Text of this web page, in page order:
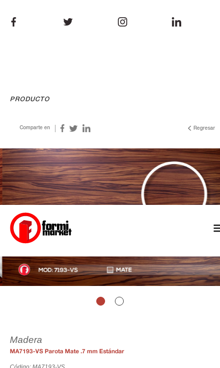
PRODUCTO
Comparte en Regresar
Madera
MA7193-VS Parota Mate .7 mm Estándar